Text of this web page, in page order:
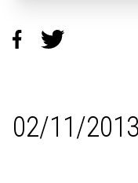
02/11/2013